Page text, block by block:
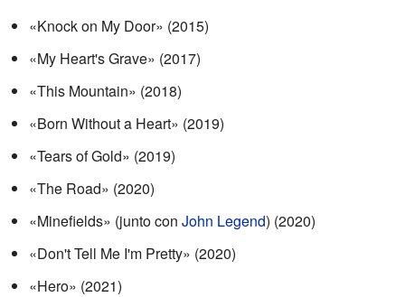
«Knock on My Door» (2015)
«My Heart's Grave» (2017)
«This Mountain» (2018)
«Born Without a Heart» (2019)
«Tears of Gold» (2019)
«The Road» (2020)
«Minefields» (junto con John Legend) (2020)
«Don't Tell Me I'm Pretty» (2020)
«Hero» (2021)